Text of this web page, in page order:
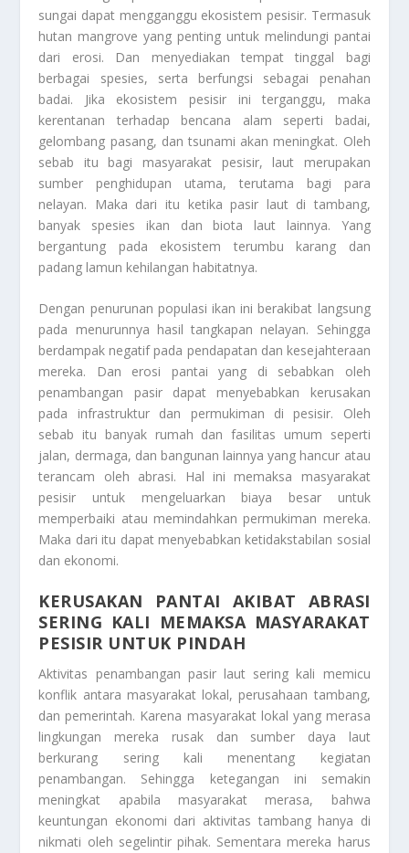
sungai dapat mengganggu ekosistem pesisir. Termasuk
hutan mangrove yang penting untuk melindungi pantai
dari erosi. Dan menyediakan tempat tinggal bagi
berbagai spesies, serta berfungsi sebagai penahan
badai. Jika ekosistem pesisir ini terganggu, maka
kerentanan terhadap bencana alam seperti badai,
gelombang pasang, dan tsunami akan meningkat. Oleh
sebab itu bagi masyarakat pesisir, laut merupakan
sumber penghidupan utama, terutama bagi para
nelayan. Maka dari itu ketika pasir laut di tambang,
banyak spesies ikan dan biota laut lainnya. Yang
bergantung pada ekosistem terumbu karang dan
padang lamun kehilangan habitatnya.
Dengan penurunan populasi ikan ini berakibat langsung
pada menurunnya hasil tangkapan nelayan. Sehingga
berdampak negatif pada pendapatan dan kesejahteraan
mereka. Dan erosi pantai yang di sebabkan oleh
penambangan pasir dapat menyebabkan kerusakan
pada infrastruktur dan permukiman di pesisir. Oleh
sebab itu banyak rumah dan fasilitas umum seperti
jalan, dermaga, dan bangunan lainnya yang hancur atau
terancam oleh abrasi. Hal ini memaksa masyarakat
pesisir untuk mengeluarkan biaya besar untuk
memperbaiki atau memindahkan permukiman mereka.
Maka dari itu dapat menyebabkan ketidakstabilan sosial
dan ekonomi.
KERUSAKAN PANTAI AKIBAT ABRASI
SERING KALI MEMAKSA MASYARAKAT
PESISIR UNTUK PINDAH
Aktivitas penambangan pasir laut sering kali memicu
konflik antara masyarakat lokal, perusahaan tambang,
dan pemerintah. Karena masyarakat lokal yang merasa
lingkungan mereka rusak dan sumber daya laut
berkurang sering kali menentang kegiatan
penambangan. Sehingga ketegangan ini semakin
meningkat apabila masyarakat merasa, bahwa
keuntungan ekonomi dari aktivitas tambang hanya di
nikmati oleh segelintir pihak. Sementara mereka harus